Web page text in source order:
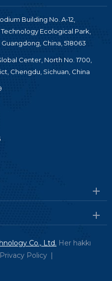
Building No. A-12,
Ecological Park,
China, 518063
Center, North No. 1700,
Chengdu, Sichuan, China
Co., Ltd. Her hakkı
Privacy Policy |